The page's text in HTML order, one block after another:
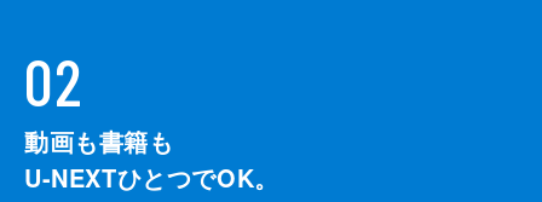
02
動画も書籍も
U-NEXTひとつでOK。